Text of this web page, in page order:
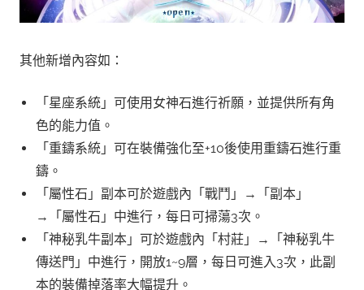
其他新增內容如：
「星座系統」可使用女神石進行祈願，並提供所有角
色的能力值。
「重鑄系統」可在裝備強化至+10後使用重鑄石進行重
鑄。
「屬性石」副本可於遊戲內「戰鬥」→「副本」
→「屬性石」中進行，每日可掃蕩3次。
「神秘乳牛副本」可於遊戲內「村莊」→「神秘乳牛
傳送門」中進行，開放1~9層，每日可進入3次，此副
本的裝備掉落率大幅提升。